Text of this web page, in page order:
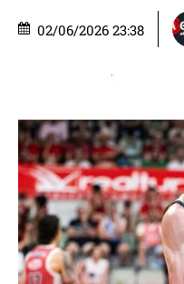
02/06/2026 23:38